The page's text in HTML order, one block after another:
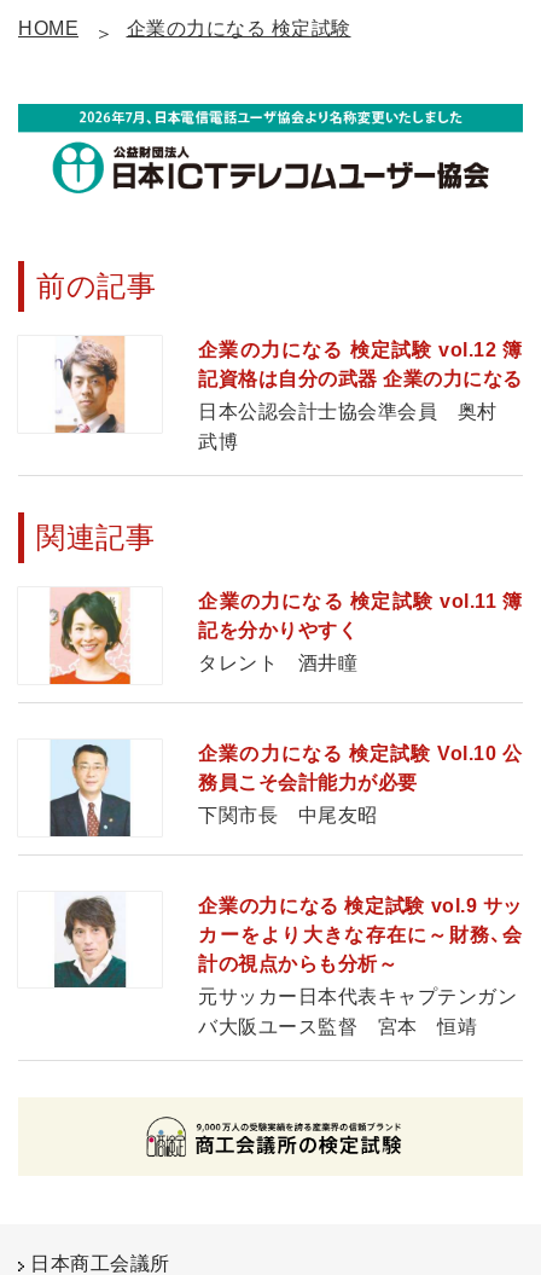
HOME 企業の力になる 検定試験
前の記事
企業の力になる 検定試験 vol.12 簿
記資格は自分の武器 企業の力になる
日本公認会計士協会準会員 奥村
武博
関連記事
企業の力になる 検定試験 vol.11 簿
記を分かりやすく
タレント 酒井瞳
企業の力になる 検定試験 Vol.10 公
務員こそ会計能力が必要
下関市長 中尾友昭
企業の力になる 検定試験 vol.9 サッ
カーをより大きな存在に～財務、会
計の視点からも分析～
元サッカー日本代表キャプテンガン
バ大阪ユース監督 宮本 恒靖
日本商工会議所